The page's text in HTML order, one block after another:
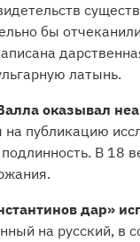
бы
латынь.
оказывал
на публикацию
В 18
дар»
на русский, в